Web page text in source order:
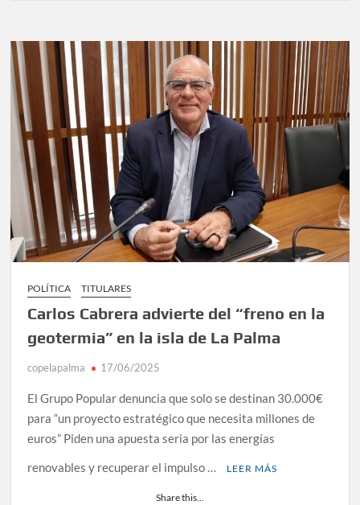
POLÍTICA TITULARES
Carlos Cabrera advierte del “freno en la
geotermia” en la isla de La Palma
copelapalma 17/06/2025
El Grupo Popular denuncia que solo se destinan 30.000€
para “un proyecto estratégico que necesita millones de
euros” Piden una apuesta seria por las energías
renovables y recuperar el impulso …
LEER MÁS
Share this...